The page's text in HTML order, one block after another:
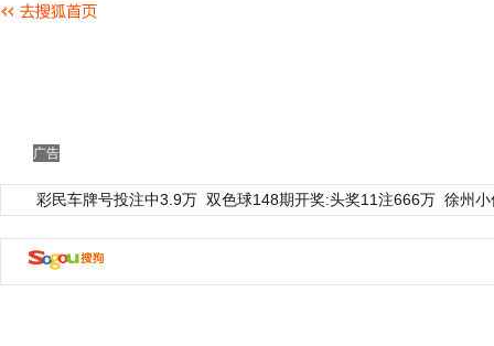
广告
彩民车牌号投注中3.9万 双色球148期开奖:头奖11注666万 徐州